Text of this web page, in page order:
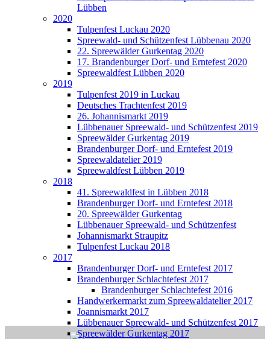
Lübben
2020
Tulpenfest Luckau 2020
Spreewald- und Schützenfest Lübbenau 2020
22. Spreewälder Gurkentag 2020
17. Brandenburger Dorf- und Erntefest 2020
Spreewaldfest Lübben 2020
2019
Tulpenfest 2019 in Luckau
Deutsches Trachtenfest 2019
26. Johannismarkt 2019
Lübbenauer Spreewald- und Schützenfest 2019
Spreewälder Gurkentag 2019
Brandenburger Dorf- und Erntefest 2019
Spreewaldatelier 2019
Spreewaldfest Lübben 2019
2018
41. Spreewaldfest in Lübben 2018
Brandenburger Dorf- und Erntefest 2018
20. Spreewälder Gurkentag
Lübbenauer Spreewald- und Schützenfest
Johannismarkt Straupitz
Tulpenfest Luckau 2018
2017
Brandenburger Dorf- und Erntefest 2017
Brandenburger Schlachtefest 2017
Brandenburger Schlachtefest 2016
Handwerkermarkt zum Spreewaldatelier 2017
Joannismarkt 2017
Lübbenauer Spreewald- und Schützenfest 2017
Spreewälder Gurkentag 2017